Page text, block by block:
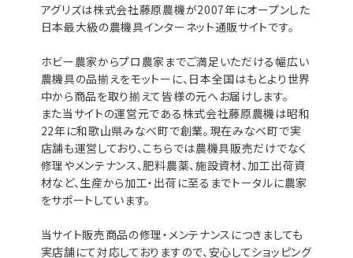
アグリズは株式会社藤原農機が2007年にオープンした
日本最大級の農機具インターネット通販サイトです。
ホビー農家からプロ農家までご満足いただける幅広い
農機具の品揃えをモットーに、日本全国はもとより世界
中から商品を取り揃えて皆様の元へお届けします。
また当サイトの運営元である株式会社藤原農機は昭和
22年に和歌山県みなべ町で創業。現在みなべ町で実
店舗も運営しており、こちらでは農機具販売だけでなく
修理やメンテナンス、肥料農薬、施設資材、加工出荷資
材など、生産から加工・出荷に至るまでトータルに農家
をサポートしています。
当サイト販売商品の修理・メンテナンスにつきましても
実店舗にて対応しておりますので、安心してショッピング